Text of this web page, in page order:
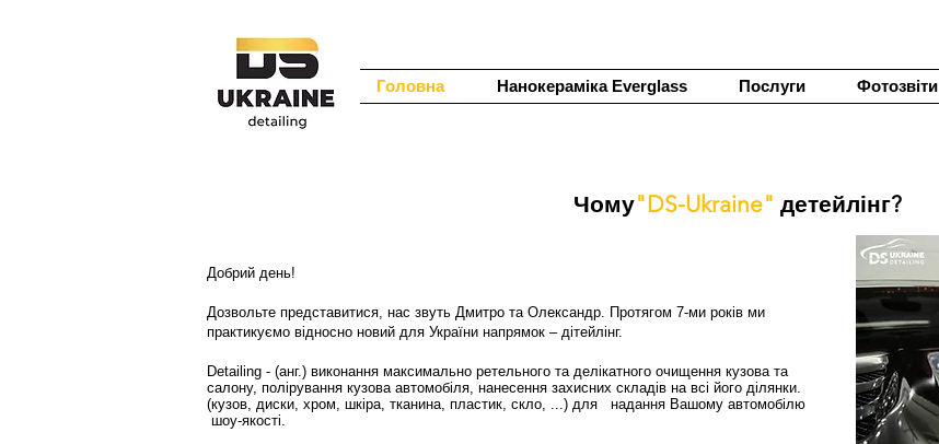
Головна Нанокераміка Everglass Послуги Фотозвіти
Чому"DS-Ukraine" детейлінг?
Добрий день!
Дозвольте представитися, нас звуть Дмитро та Олександр. Протягом 7-ми років ми
практикуємо відносно новий для України напрямок – дітейлінг.
Detailing - (анг.) виконання максимально ретельного та делікатного очищення кузова та
салону, полірування кузова автомобіля, нанесення захисних складів на всі його ділянки.
(кузов, диски, хром, шкіра, тканина, пластик, скло, ...) для надання Вашому автомобілю
шоу-якості.